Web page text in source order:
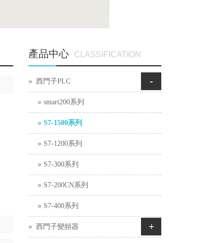
產品中心 CLASSIFICATION
西門子PLC -
smart200系列
S7-1500系列
S7-1200系列
S7-300系列
S7-200CN系列
S7-400系列
西門子變頻器 +